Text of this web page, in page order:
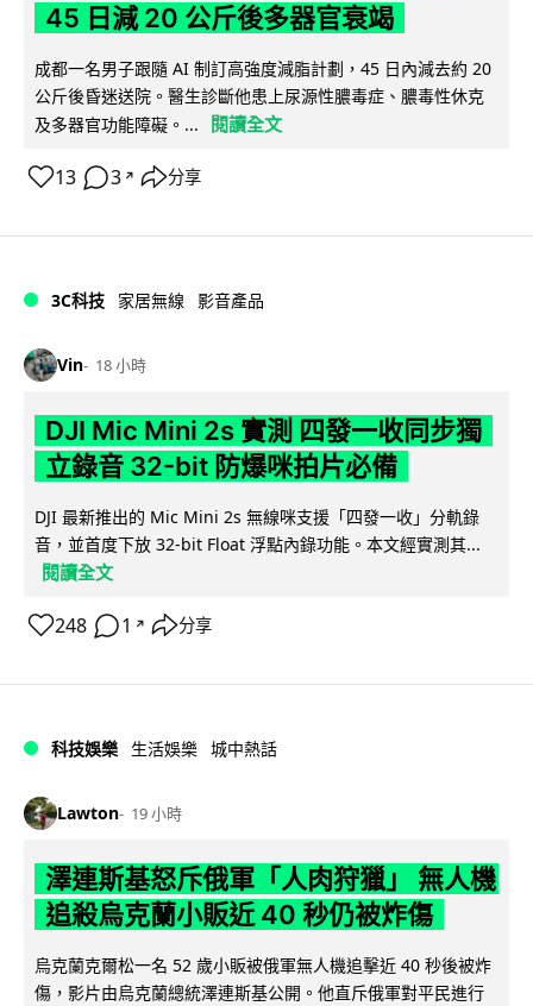
45 日減 20 公斤後多器官衰竭
成都一名男子跟隨 AI 制訂高強度減脂計劃，45 日內減去約 20
公斤後昏迷送院。醫生診斷他患上尿源性膿毒症、膿毒性休克
及多器官功能障礙。...
閱讀全文
13 3 ↗ 分享
3C科技 家居無線 影音產品
Vin 18 小時
DJI Mic Mini 2s 實測 四發一收同步獨
立錄音 32-bit 防爆咪拍片必備
DJI 最新推出的 Mic Mini 2s 無線咪支援「四發一收」分軌錄
音，並首度下放 32-bit Float 浮點內錄功能。本文經實測其...
閱讀全文
248 1 ↗ 分享
科技娛樂 生活娛樂 城中熱話
Lawton 19 小時
澤連斯基怒斥俄軍「人肉狩獵」 無人機
追殺烏克蘭小販近 40 秒仍被炸傷
烏克蘭克爾松一名 52 歲小販被俄軍無人機追擊近 40 秒後被炸
傷，影片由烏克蘭總統澤連斯基公開。他直斥俄軍對平民進行